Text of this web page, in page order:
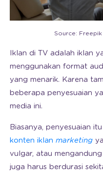
Source: Freepik
Iklan di TV adalah iklan
menggunakan format
yang menarik. Karena
beberapa penyesuaian
media ini.
Biasanya, penyesuaian
konten iklan marketing
vulgar, atau
juga harus berdurasi